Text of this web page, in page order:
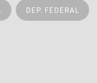
DEP. FEDERAL